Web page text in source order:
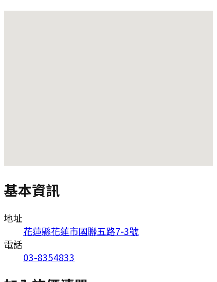
基本資訊
地址
花蓮縣花蓮市國聯五路7-3號
電話
03-8354833